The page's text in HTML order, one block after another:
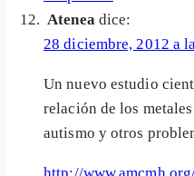
Atenea dice:
28 diciembre, 2012 a
Un nuevo estudio
relación de los
autismo y otros